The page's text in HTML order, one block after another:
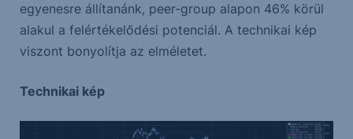
egyenesre állítanánk, peer-group alapon 46% körül
alakul a felértékelődési potenciál. A technikai kép
viszont bonyolítja az elméletet.
Technikai kép